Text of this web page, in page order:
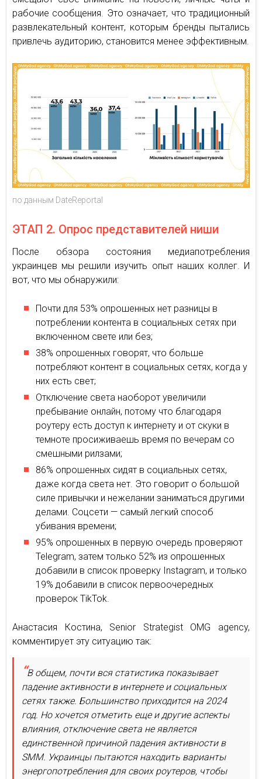
рабочие сообщения. Это означает, что традиционный
развлекательный контент, которым бренды пытались
привлечь аудиторию, становится менее эффективным.
по данным DateReportal
ЭТАП 2. Опрос представителей ниши
После обзора состояния медиапотребления
украинцев мы решили изучить опыт наших коллег. И
вот, что мы обнаружили:
Почти для 53% опрошенных нет разницы в
потреблении контента в социальных сетях при
включенном свете или без;
38% опрошенных говорят, что больше
потребляют контент в социальных сетях, когда у
них есть свет;
Отключение света наоборот увеличили
пребывание онлайн, потому что благодаря
роутеру есть доступ к интернету и от скуки в
темноте просиживаешь время по вечерам со
смешными рилзами;
86% опрошенных сидят в социальных сетях,
даже когда света нет. Это говорит о большой
силе привычки и нежелании заниматься другими
делами. Соцсети — самый легкий способ
убивания времени;
95% опрошенных в первую очередь проверяют
Telegram, затем только 52% из опрошенных
добавили в список проверку Instagram, и только
19% добавили в список первоочередных
проверок TikTok.
Анастасия Костина, Senior Strategist OMG agency,
комментирует эту ситуацию так:
В общем, почти вся статистика показывает
падение активности в интернете и социальных
сетях также. Большинство приходится на 2024
год. Но хочется отметить еще и другие аспекты
влияния, отключение света не является
единственной причиной падения активности в
SMM. Украинцы пытаются находить варианты
энергопотребления для своих роутеров, чтобы